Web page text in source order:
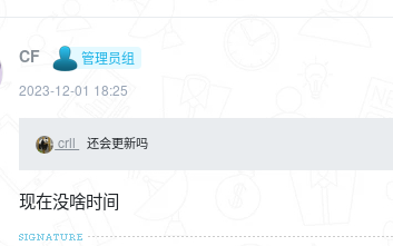
CF
管理员组
2023-12-01 18:25
crll 还会更新吗
现在没啥时间